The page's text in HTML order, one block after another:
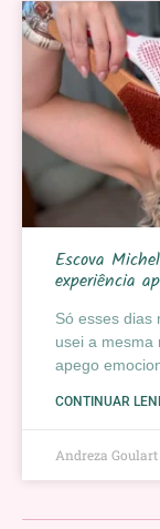
Escova
experiência
Só esses dias
usei a mesma
apego
CONTINUAR
Andreza Goulart